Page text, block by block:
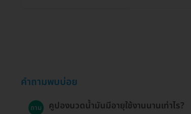
คำถามพบบ่อย
ถาม คูปองนวดน้ำมันมีอายุใช้งานนานเท่าไร?